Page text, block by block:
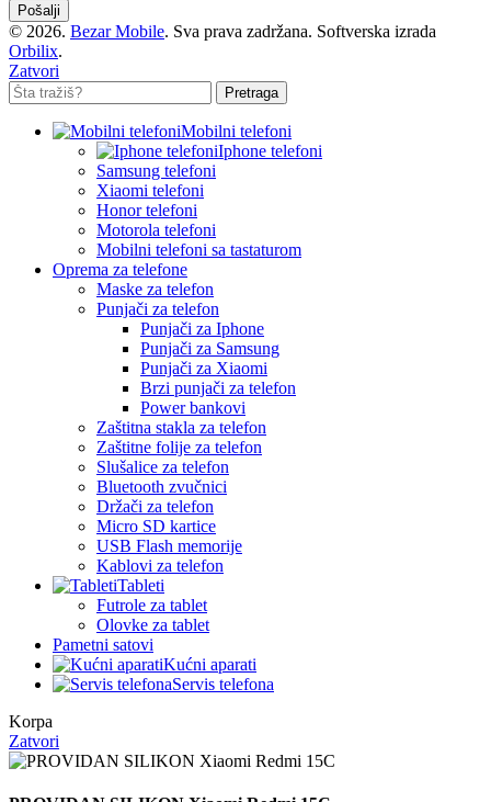
Pošalji
© 2026. Bezar Mobile. Sva prava zadržana. Softverska izrada
Orbilix.
Zatvori
Pretraga
Mobilni telefoni
Iphone telefoni
Samsung telefoni
Xiaomi telefoni
Honor telefoni
Motorola telefoni
Mobilni telefoni sa tastaturom
Oprema za telefone
Maske za telefon
Punjači za telefon
Punjači za Iphone
Punjači za Samsung
Punjači za Xiaomi
Brzi punjači za telefon
Power bankovi
Zaštitna stakla za telefon
Zaštitne folije za telefon
Slušalice za telefon
Bluetooth zvučnici
Držači za telefon
Micro SD kartice
USB Flash memorije
Kablovi za telefon
Tableti
Futrole za tablet
Olovke za tablet
Pametni satovi
Kućni aparati
Servis telefona
Korpa
Zatvori